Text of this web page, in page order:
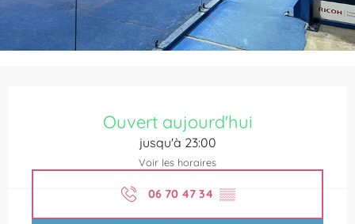
Ouvert aujourd'hui
jusqu'à 23:00
Voir les horaires
06 70 47 34 ▒▒